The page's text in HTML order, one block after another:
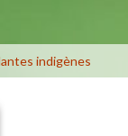
indigènes